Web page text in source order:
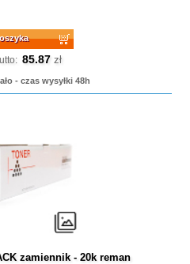
85.87 zł
- czas wysyłki 48h
zamiennik - 20k reman